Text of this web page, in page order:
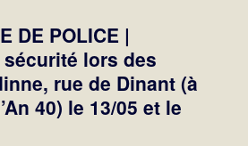
DE POLICE |
lors des
rue de Dinant (à
40) le 13/05 et le